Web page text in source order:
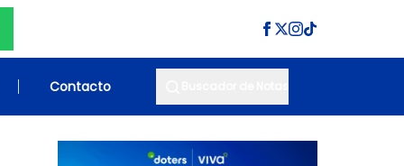
Contacto